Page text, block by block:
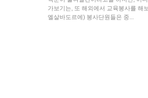
가보기는, 또 해외에서 교육봉사를 해
엘살바도르에) 봉사단원들은 중...